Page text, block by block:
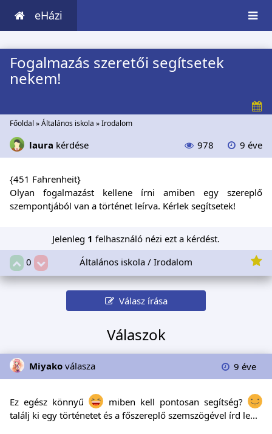
eHázi
Fogalmazás szeretői segítsetek
nekem!
Főoldal »Általános iskola »Irodalom
laura kérdése 978 9 éve
{451 Fahrenheit}
Olyan fogalmazást kellene írni amiben egy szereplő
szempontjából van a történet leírva. Kérlek segítsetek!
Jelenleg 1 felhasználó nézi ezt a kérdést.
0
Általános iskola / Irodalom
Válasz írása
Válaszok
Miyako válasza 9 éve
Ez egész könnyű
miben kell pontosan segítség?
találj ki egy történetet és a főszereplő szemszögével írd le...